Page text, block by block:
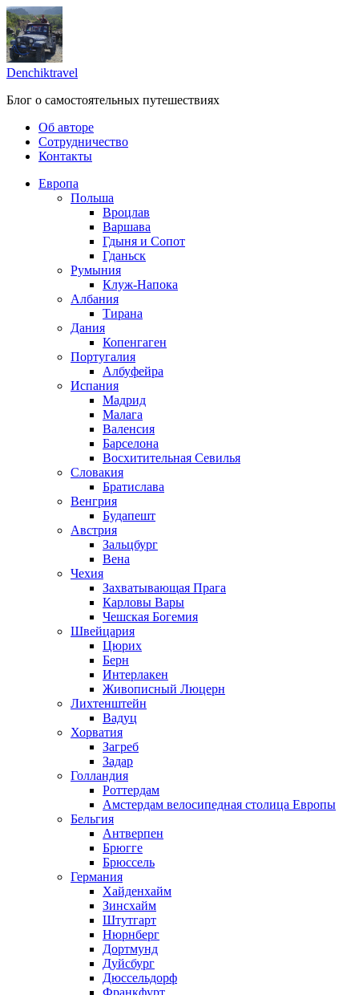
Skip
to
content
Denchiktravel
Блог о самостоятельных путешествиях
Об авторе
Сотрудничество
Контакты
Европа
Польша
Вроцлав
Варшава
Гдыня и Сопот
Гданьск
Румыния
Клуж-Напока
Албания
Тирана
Дания
Копенгаген
Португалия
Албуфейра
Испания
Мадрид
Малага
Валенсия
Барселона
Восхитительная Севилья
Словакия
Братислава
Венгрия
Будапешт
Австрия
Зальцбург
Вена
Чехия
Захватывающая Прага
Карловы Вары
Чешская Богемия
Швейцария
Цюрих
Берн
Интерлакен
Живописный Люцерн
Лихтенштейн
Вадуц
Хорватия
Загреб
Задар
Голландия
Роттердам
Амстердам велосипедная столица Европы
Бельгия
Антверпен
Брюгге
Брюссель
Германия
Хайденхайм
Зинсхайм
Штутгарт
Нюрнберг
Дортмунд
Дуйсбург
Дюссельдорф
Франкфурт